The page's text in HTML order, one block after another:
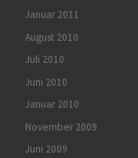
Januar 2011
August 2010
Juli 2010
Juni 2010
Januar 2010
November 2009
Juni 2009